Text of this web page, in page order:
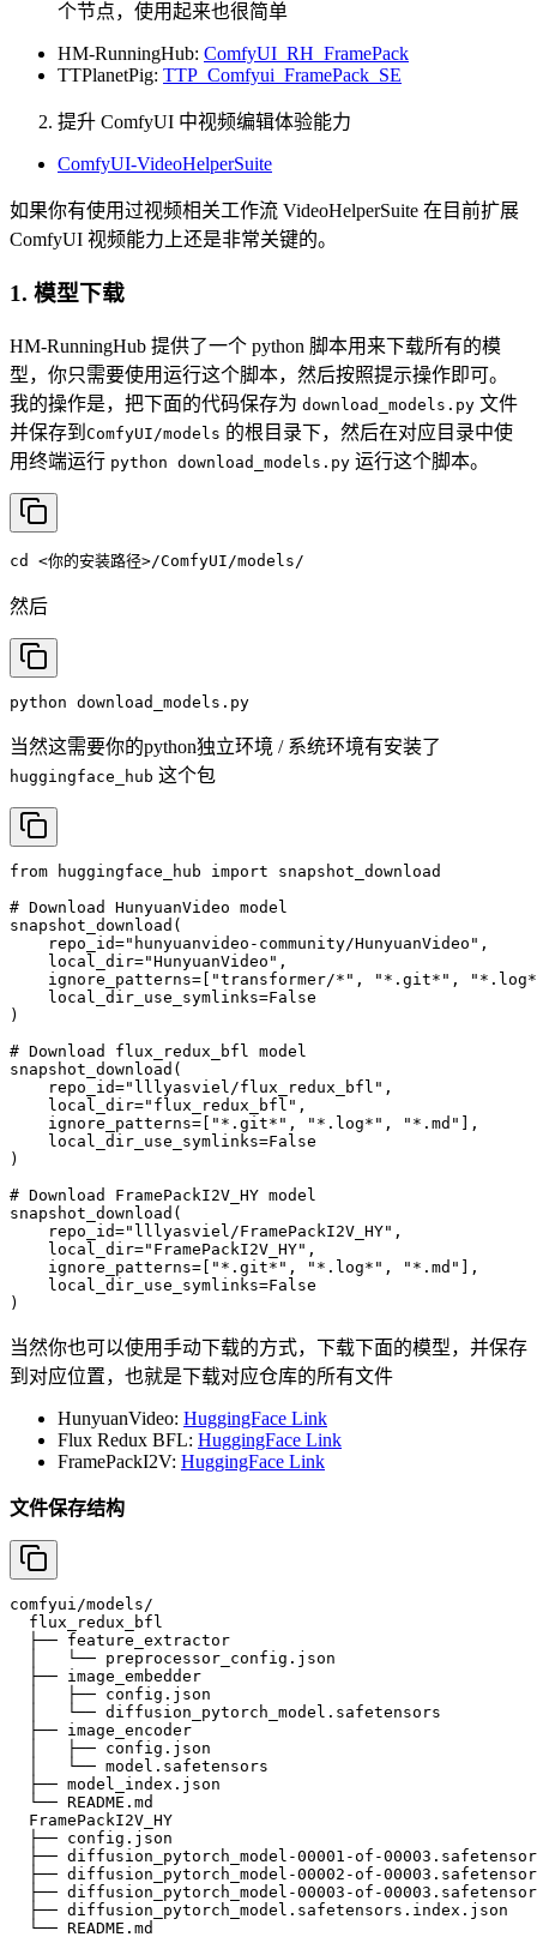
个节点，使用起来也很简单
HM-RunningHub: ComfyUI_RH_FramePack
TTPlanetPig: TTP_Comfyui_FramePack_SE
提升 ComfyUI 中视频编辑体验能力
ComfyUI-VideoHelperSuite
如果你有使用过视频相关工作流 VideoHelperSuite 在目前扩展
ComfyUI 视频能力上还是非常关键的。
1. 模型下载
HM-RunningHub 提供了一个 python 脚本用来下载所有的模
型，你只需要使用运行这个脚本，然后按照提示操作即可。
我的操作是，把下面的代码保存为 download_models.py 文件
并保存到 ComfyUI/models 的根目录下，然后在对应目录中使
用终端运行 python download_models.py 运行这个脚本。
cd <你的安装路径>/ComfyUI/models/
然后
python download_models.py
当然这需要你的python独立环境 / 系统环境有安装了
huggingface_hub 这个包
from huggingface_hub import snapshot_download
# Download HunyuanVideo model
snapshot_download(
    repo_id="hunyuanvideo-community/HunyuanVideo",
    local_dir="HunyuanVideo",
ignore_patterns=["transformer/*", "*.git*",
    local_dir_use_symlinks=False
)
# Download flux_redux_bfl model
snapshot_download(
    repo_id="lllyasviel/flux_redux_bfl",
    local_dir="flux_redux_bfl",
    ignore_patterns=["*.git*", "*.log*", "*.md"],
    local_dir_use_symlinks=False
)
# Download FramePackI2V_HY model
snapshot_download(
    repo_id="lllyasviel/FramePackI2V_HY",
    local_dir="FramePackI2V_HY",
    ignore_patterns=["*.git*", "*.log*", "*.md"],
    local_dir_use_symlinks=False
)
当然你也可以使用手动下载的方式，下载下面的模型，并保存
到对应位置，也就是下载对应仓库的所有文件
HunyuanVideo: HuggingFace Link
Flux Redux BFL: HuggingFace Link
FramePackI2V: HuggingFace Link
文件保存结构
comfyui/models/
  flux_redux_bfl
  ├── feature_extractor
  │   └── preprocessor_config.json
  ├── image_embedder
  │   ├── config.json
  │   └── diffusion_pytorch_model.safetensors
  ├── image_encoder
  │   ├── config.json
  │   └── model.safetensors
  ├── model_index.json
  └── README.md
  FramePackI2V_HY
  ├── config.json
├── diffusion_pytorch_model-00001-of-
├── diffusion_pytorch_model-00002-of-
├── diffusion_pytorch_model-00003-of-
  ├── diffusion_pytorch_model.safetensors.index.json
  └── README.md